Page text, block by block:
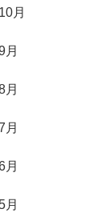
月
月
月
月
月
月